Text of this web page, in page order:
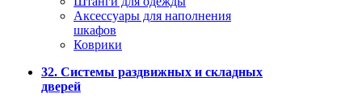
Аксессуары для наполнения
шкафов
Коврики
32. Системы раздвижных и складных
дверей